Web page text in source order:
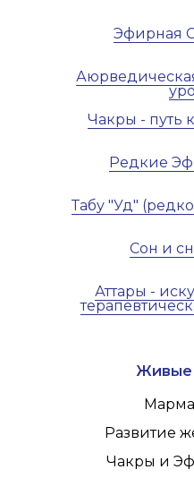
Живые
Эфирная
Чакры - путь
Редкие
Табу "Уд"
Сон и
Аттары -
Развитие
Чакры и